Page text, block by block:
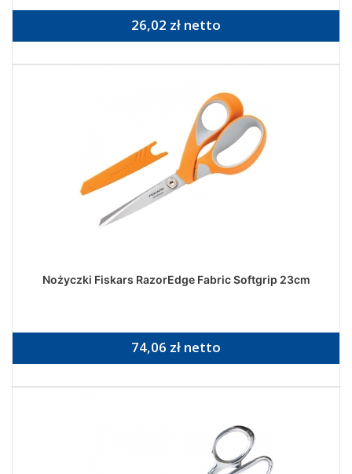
26,02 zł netto
Nożyczki Fiskars RazorEdge Fabric Softgrip 23cm
74,06 zł netto